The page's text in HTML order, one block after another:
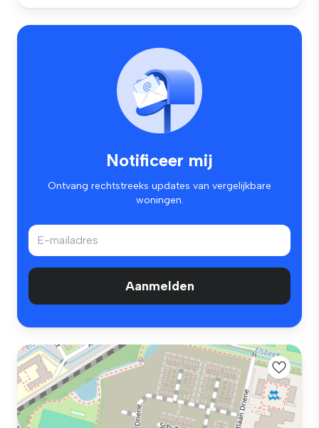
Notificeer mij
Ontvang rechtstreeks updates van vergelijkbare
woningen.
Aanmelden